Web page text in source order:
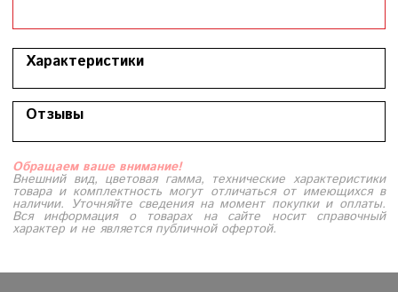
Характеристики
Отзывы
Обращаем ваше внимание!
Внешний вид, цветовая гамма, технические характеристики
товара и комплектность могут отличаться от имеющихся в
наличии. Уточняйте сведения на момент покупки и оплаты.
Вся информация о товарах на сайте носит справочный
характер и не является публичной офертой.